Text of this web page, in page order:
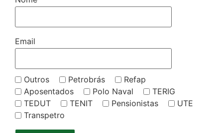
Email
Outros Petrobrás
Refap
Aposentados
Polo Naval
TERIG
TEDUT
TENIT Pensionistas
UTE
Transpetro